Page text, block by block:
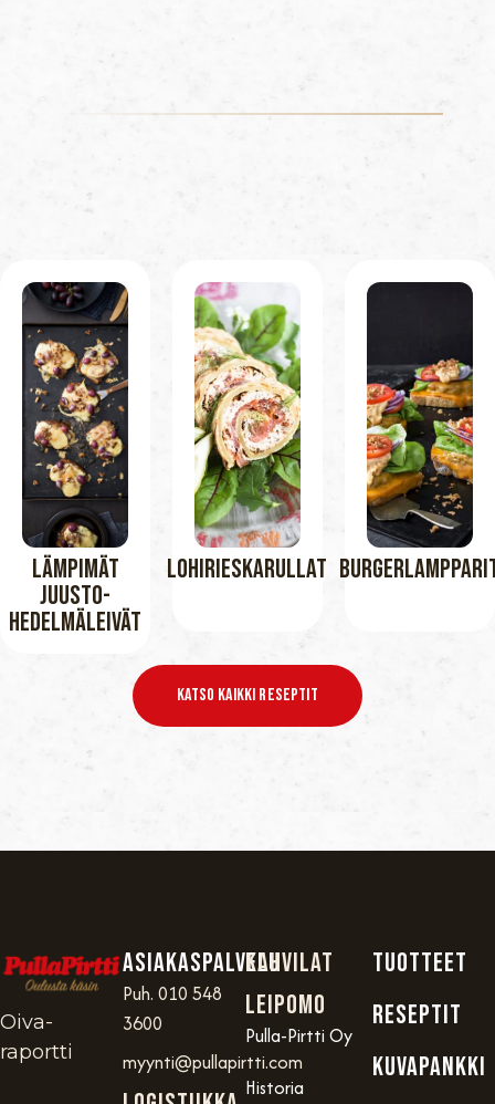
Lämpimät
Juusto-
Hedelmäleivät
Lohirieskarullat
Katso Kaikki Reseptit
Oiva-
raportti
Asiakaspalvelu
Puh. 010 548
3600
myynti@pullapirtti.com
Kahvilat
Leipomo
Pulla-Pirtti Oy
Historia
TUOTTEET
RESEPTIT
KUVAPANKKI